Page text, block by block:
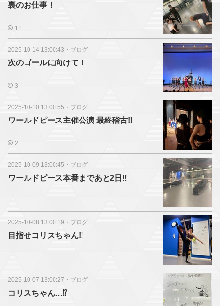
裏のお仕事！
11
2025-10-14 13:00:43 ・ ブログ
次のゴールに向けて！
3
2025-10-10 13:00:55 ・ ブログ
ワールドピース主催公演 最終稽古‼️
2
2025-10-09 13:00:45 ・ ブログ
ワールドピース本番まであと2日‼️
2025-10-08 13:00:19 ・ ブログ
目指せコリスちゃん‼️
2025-10-07 13:00:27 ・ ブログ
コリスちゃん…⁉️